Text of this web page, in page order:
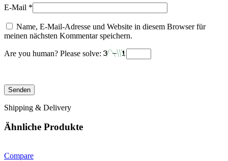
E-Mail *
Name, E-Mail-Adresse und Website in diesem Browser für
meinen nächsten Kommentar speichern.
Are you human? Please solve:
Shipping & Delivery
Ähnliche Produkte
Compare